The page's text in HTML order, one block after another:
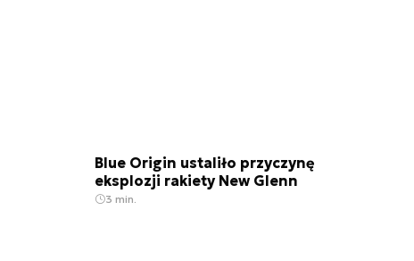
Blue Origin ustaliło przyczynę
eksplozji rakiety New Glenn
3 min.